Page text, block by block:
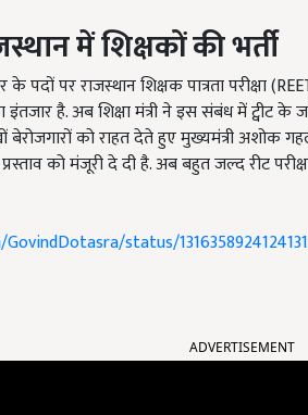
में शिक्षकों की भर्ती
के पदों पर राजस्थान शिक्षक पात्रता परीक्षा
है. अब शिक्षा मंत्री ने इस संबंध में ट्वीट के
को राहत देते हुए मुख्यमंत्री अशोक
को मंजूरी दे दी है. अब बहुत जल्द रीट
status/